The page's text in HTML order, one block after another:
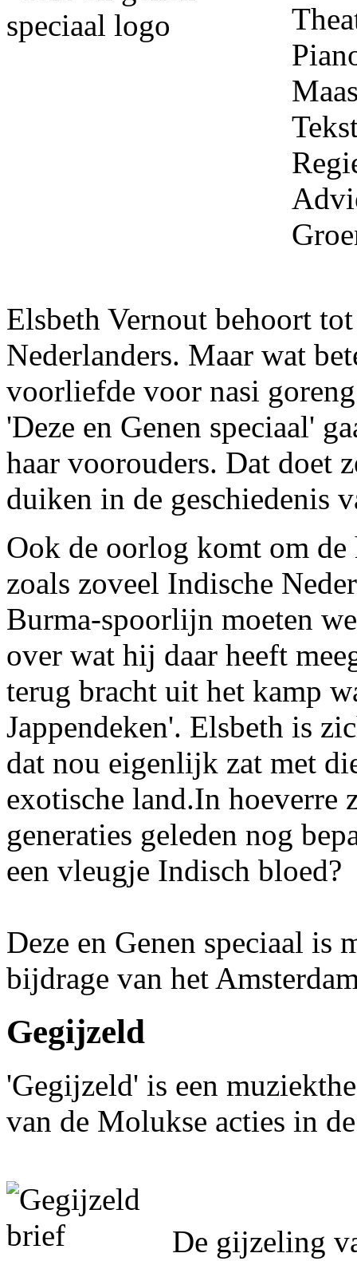
Elsbeth Vernout behoort
Nederlanders. Maar wat
voorliefde voor nasi
'Deze en Genen speciaal'
haar voorouders. Dat doet
duiken in de geschiedenis
Ook de oorlog komt om
zoals zoveel Indische
Burma-spoorlijn moeten
over wat hij daar heeft
terug bracht uit het kamp
Jappendeken'. Elsbeth is
dat nou eigenlijk zat met
exotische land.In hoeverre
generaties geleden nog
een vleugje Indisch bloed?
Deze en Genen speciaal is
bijdrage van het
Gegijzeld
'Gegijzeld' is een
van de Molukse acties in
De gijzeling